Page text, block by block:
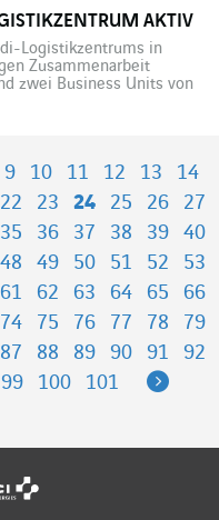
AKTIV
Logistikzentrums in
Zusammenarbeit
zwei Business Units von
9 10 11 12 13
14
22 23 24 25 26
27
35 36 37 38 39
40
48 49 50 51 52
53
61 62 63 64 65
66
74 75 76 77 78
79
87 88 89 90 91
92
99 100 101 Next